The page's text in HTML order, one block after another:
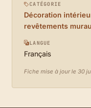
CATÉGORIE
Décoration
revêtements
LANGUE
Français
Fiche mise à jour le 30